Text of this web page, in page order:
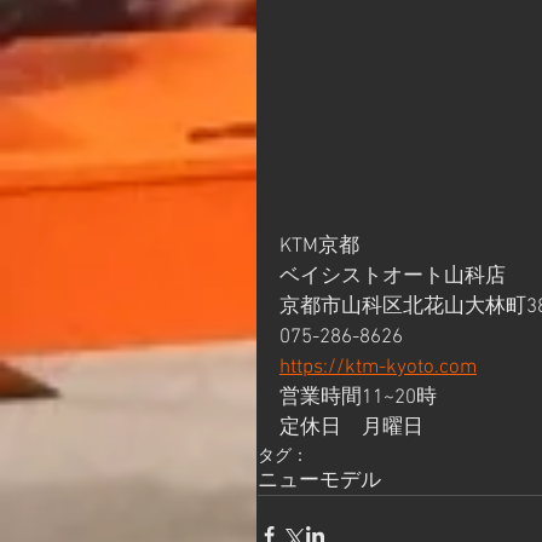
KTM京都
ベイシストオート山科店
京都市山科区北花山大林町
075-286-8626
https://ktm-kyoto.com
営業時間11~20時
定休日　月曜日
タグ：
ニューモデル